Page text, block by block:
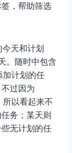
，帮助筛选
天和计划
。随时中包含
加计划的任
过因为
以看起来不
务；某天则
无计划的任